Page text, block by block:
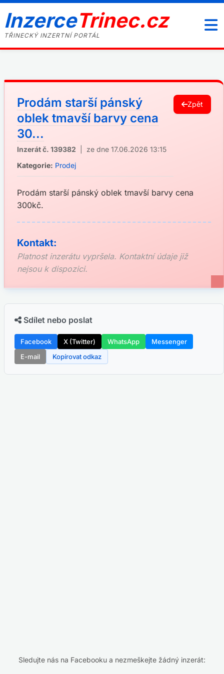
InzerceTrinec.cz
TŘINECKÝ INZERTNÍ PORTÁL
Prodám starší pánský
oblek tmavší barvy cena
30...
Inzerát č. 139382 | ze dne 17.06.2026 13:15
Kategorie: Prodej
Zpět
Prodám starší pánský oblek tmavší barvy cena
300kč.
Kontakt:
Platnost inzerátu vypršela. Kontaktní údaje již
nejsou k dispozici.
Sdílet nebo poslat
Facebook X (Twitter) WhatsApp
Messenger
E-mail
Kopírovat odkaz
Sledujte nás na Facebooku a nezmeškejte žádný inzerát: